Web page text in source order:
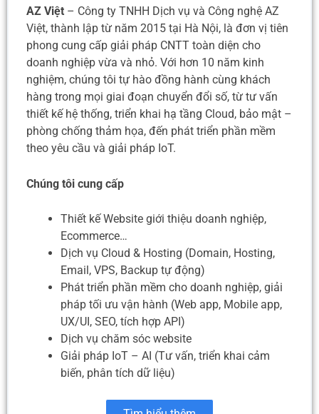
AZ Việt – Công ty TNHH Dịch vụ và Công nghệ AZ
Việt, thành lập từ năm 2015 tại Hà Nội, là đơn vị tiên
phong cung cấp giải pháp CNTT toàn diện cho
doanh nghiệp vừa và nhỏ. Với hơn 10 năm kinh
nghiệm, chúng tôi tự hào đồng hành cùng khách
hàng trong mọi giai đoạn chuyển đổi số, từ tư vấn
thiết kế hệ thống, triển khai hạ tầng Cloud, bảo mật –
phòng chống thảm họa, đến phát triển phần mềm
theo yêu cầu và giải pháp IoT.
Chúng tôi cung cấp
Thiết kế Website giới thiệu doanh nghiệp,
Ecommerce…
Dịch vụ Cloud & Hosting (Domain, Hosting,
Email, VPS, Backup tự động)
Phát triển phần mềm cho doanh nghiệp, giải
pháp tối ưu vận hành (Web app, Mobile app,
UX/UI, SEO, tích hợp API)
Dịch vụ chăm sóc website
Giải pháp IoT – AI (Tư vấn, triển khai cảm
biến, phân tích dữ liệu)